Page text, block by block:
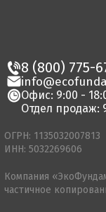
8 (800) 775-
Офис: 9:00 -
Отдел продаж:
ОГРН: 1135032007813
ИНН: 5032269606
Компания
частичное